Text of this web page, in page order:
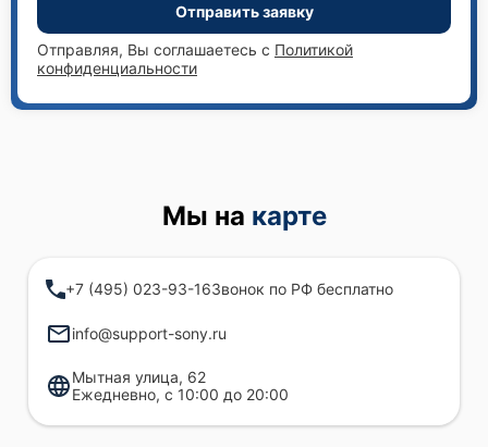
Отправить заявку
Отправляя, Вы соглашаетесь с Политикой
конфиденциальности
Мы на карте
+7 (495) 023-93-16Звонок по РФ бесплатно
info@support-sony.ru
Мытная улица, 62
Ежедневно, с 10:00 до 20:00